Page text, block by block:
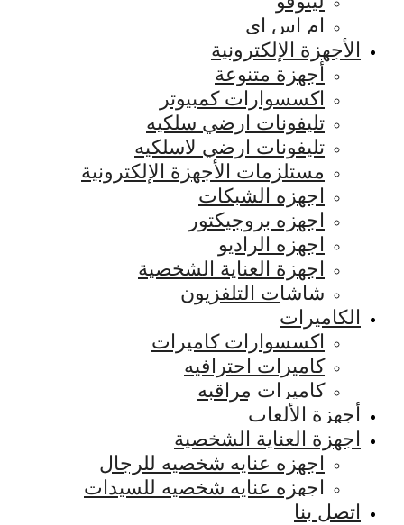
ام اس اي
الأجهزة الإلكترونية
أجهزة متنوعة
اكسسوارات كمبيوتر
تليفونات ارضي سلكيه
تليفونات ارضي لاسلكيه
مستلزمات الأجهزة الإلكترونية
اجهزه الشبكات
اجهزه بروجيكتور
اجهزه الراديو
اجهزة العناية الشخصية
شاشات التلفزيون
الكاميرات
اكسسوارات كاميرات
كاميرات احترافيه
كاميرات مراقبه
أجهزة الألعاب
اجهزة العناية الشخصية
اجهزه عنايه شخصيه للرجال
اجهزه عنايه شخصيه للسيدات
اتصل بنا